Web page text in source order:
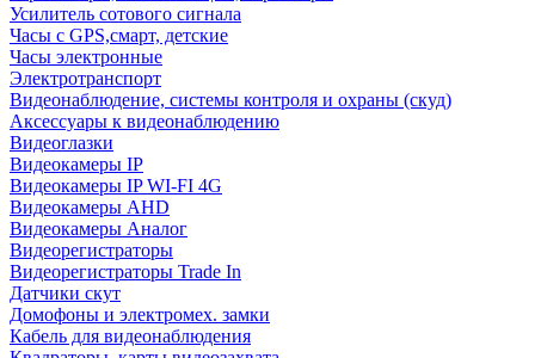
Усилитель сотового сигнала
Часы с GPS,смарт, детские
Часы электронные
Электротранспорт
Видеонаблюдение, системы контроля и охраны (скуд)
Аксессуары к видеонаблюдению
Видеоглазки
Видеокамеры IP
Видеокамеры IP WI-FI 4G
Видеокамеры AHD
Видеокамеры Аналог
Видеорегистраторы
Видеорегистраторы Trade In
Датчики скут
Домофоны и электромех. замки
Кабель для видеонаблюдения